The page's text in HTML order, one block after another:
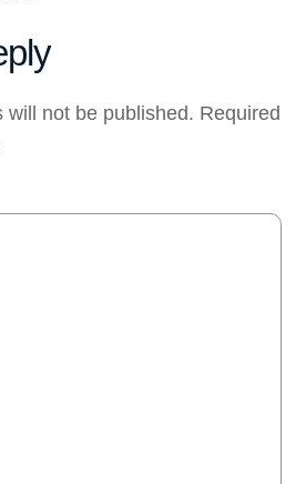
will not be published. Required